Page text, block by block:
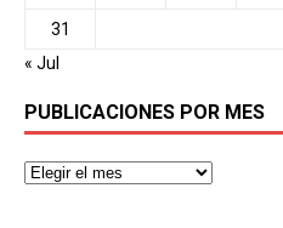
31
« Jul
PUBLICACIONES POR MES